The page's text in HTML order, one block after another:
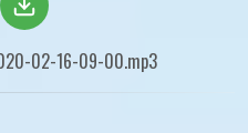
02-16-09-00.mp3